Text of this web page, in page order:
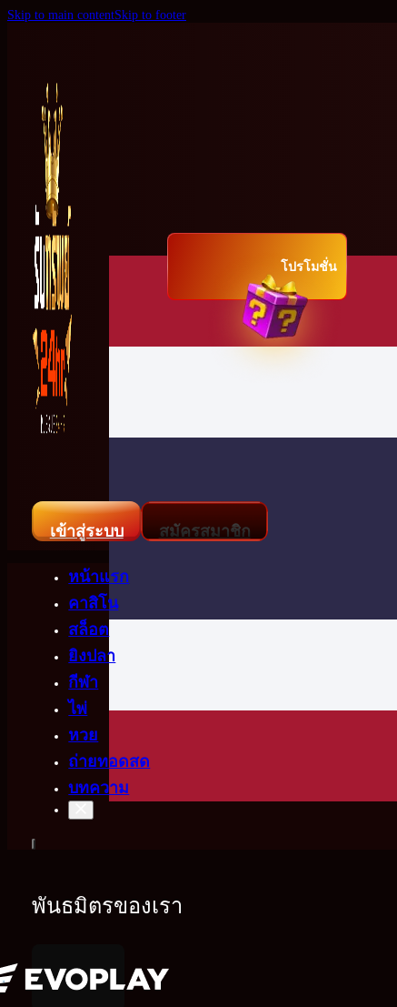
Skip to main contentSkip to footer
โปรโมชั่น
เข้าสู่ระบบ สมัครสมาชิก
หน้าแรก
คาสิโน
สล็อต
ยิงปลา
กีฬา
ไพ่
หวย
ถ่ายทอดสด
บทความ
พันธมิตรของเรา